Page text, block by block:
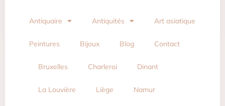
Antiquaire Antiquités Art asiatique
Peintures Bijoux Blog Contact
Bruxelles Charleroi Dinant
La Louvière Liège Namur